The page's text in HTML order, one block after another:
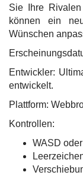
Sie Ihre
können ein
Wünschen
Entwickler:
entwickelt.
Plattform:
Kontrollen:
WASD